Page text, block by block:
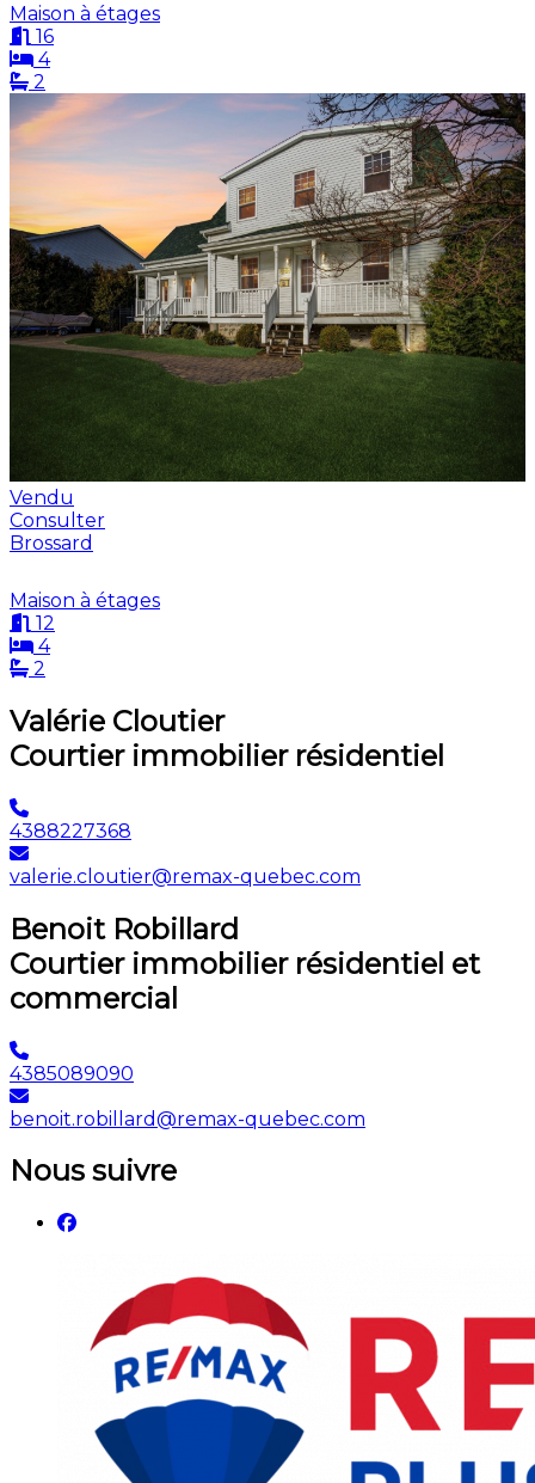
Maison à étages
16
4
2
Vendu
Consulter
Brossard
Maison à étages
12
4
2
Valérie Cloutier
Courtier immobilier résidentiel
4388227368
valerie.cloutier@remax-quebec.com
Benoit Robillard
Courtier immobilier résidentiel et
commercial
4385089090
benoit.robillard@remax-quebec.com
Nous suivre